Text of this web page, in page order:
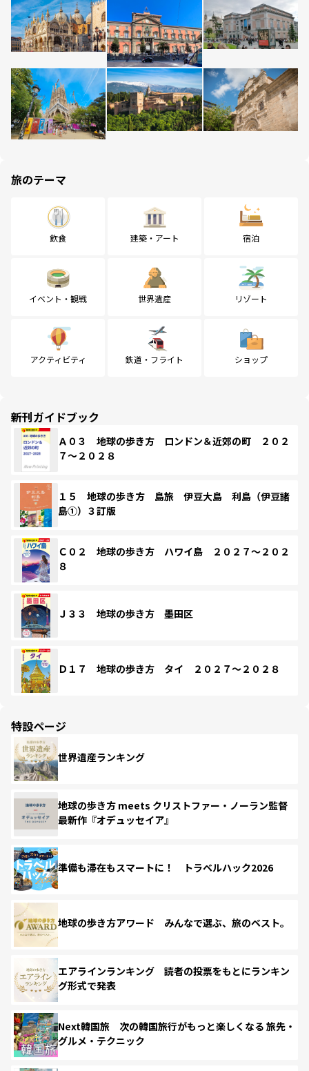
旅のテーマ
飲食 建築・アート 宿泊
イベント・観戦 世界遺産 リゾート
アクティビティ 鉄道・フライト ショップ
新刊ガイドブック
Ａ０３ 地球の歩き方 ロンドン＆近郊の町 ２０２
７～２０２８
１５ 地球の歩き方 島旅 伊豆大島 利島（伊豆諸
島①）３訂版
Ｃ０２ 地球の歩き方 ハワイ島 ２０２７～２０２
８
Ｊ３３ 地球の歩き方 墨田区
Ｄ１７ 地球の歩き方 タイ ２０２７～２０２８
特設ページ
世界遺産ランキング
地球の歩き方 meets クリストファー・ノーラン監督
最新作『オデュッセイア』
準備も滞在もスマートに！ トラベルハック2026
地球の歩き方アワード みんなで選ぶ、旅のベスト。
エアラインランキング 読者の投票をもとにランキン
グ形式で発表
Next韓国旅 次の韓国旅行がもっと楽しくなる 旅先・
グルメ・テクニック